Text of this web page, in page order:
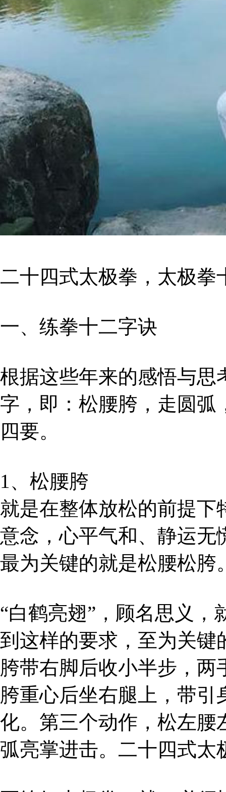
二十四式太极拳，太极拳
一、练拳十二字诀
根据这些年来的感悟与思
字，即：松腰胯，走圆
四要。
1、松腰胯
就是在整体放松的前提
意念，心平气和、静运
最为关键的就是松腰松胯
“白鹤亮翅”，顾名思义
到这样的要求，至为关
胯带右脚后收小半步，
胯重心后坐右腿上，带
化。第三个动作，松左腰
弧亮掌进击。二十四式太